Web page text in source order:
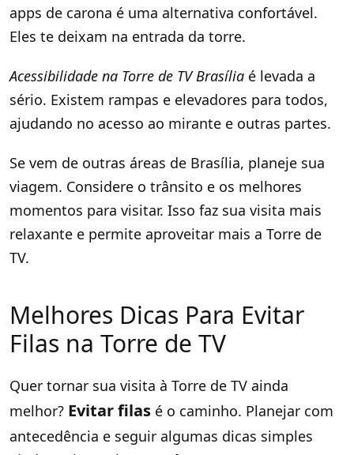
apps de carona é uma alternativa confortável.
Eles te deixam na entrada da torre.
Acessibilidade na Torre de TV Brasília é levada a
sério. Existem rampas e elevadores para todos,
ajudando no acesso ao mirante e outras partes.
Se vem de outras áreas de Brasília, planeje sua
viagem. Considere o trânsito e os melhores
momentos para visitar. Isso faz sua visita mais
relaxante e permite aproveitar mais a Torre de
TV.
Melhores Dicas Para Evitar
Filas na Torre de TV
Quer tornar sua visita à Torre de TV ainda
melhor? Evitar filas é o caminho. Planejar com
antecedência e seguir algumas dicas simples